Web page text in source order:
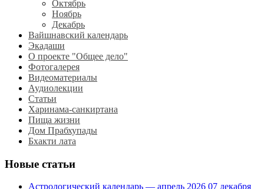
Октябрь
Ноябрь
Декабрь
Вайшнавский календарь
Экадаши
О проекте "Общее дело"
Фотогалерея
Видеоматериалы
Аудиолекции
Статьи
Харинама-санкиртана
Пища жизни
Дом Прабхупады
Бхакти лата
Новые статьи
Астрологический календарь — апрель 2026 07 декабря